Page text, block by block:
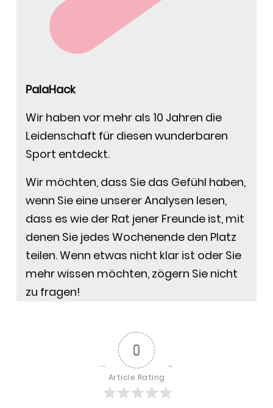
PalaHack
Wir haben vor mehr als 10 Jahren die
Leidenschaft für diesen wunderbaren
Sport entdeckt.
Wir möchten, dass Sie das Gefühl haben,
wenn Sie eine unserer Analysen lesen,
dass es wie der Rat jener Freunde ist, mit
denen Sie jedes Wochenende den Platz
teilen. Wenn etwas nicht klar ist oder Sie
mehr wissen möchten, zögern Sie nicht
zu fragen!
0
Article Rating